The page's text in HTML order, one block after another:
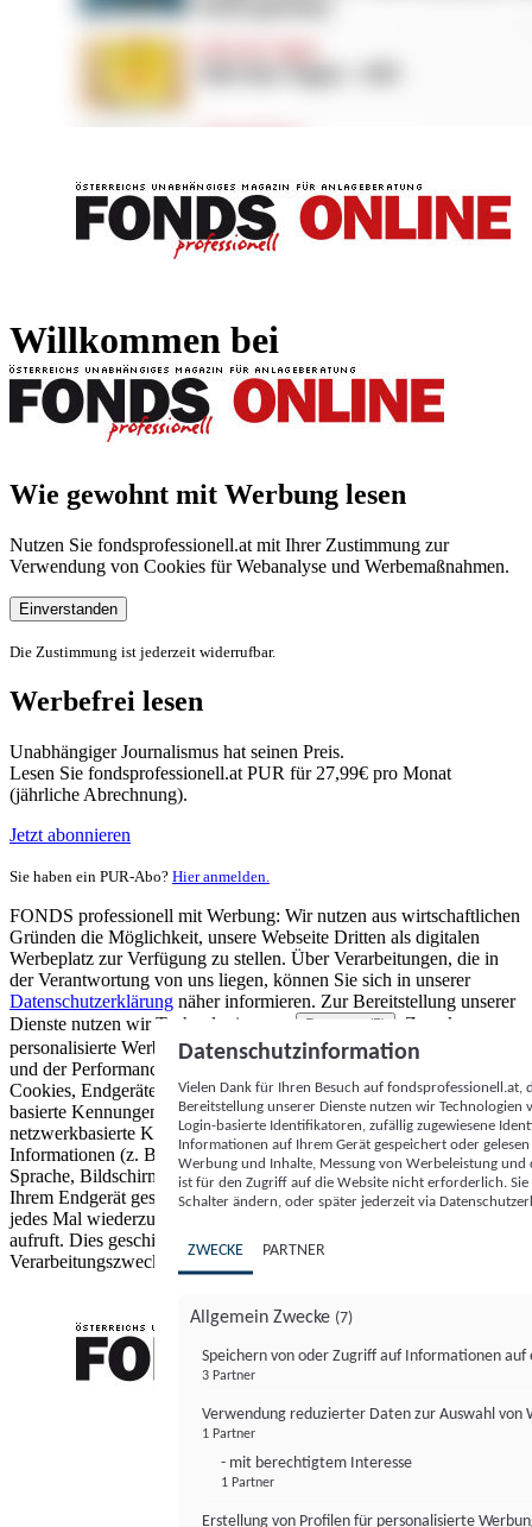
Willkommen bei
Wie gewohnt mit Werbung lesen
Nutzen Sie fondsprofessionell.at mit Ihrer Zustimmung zur
Verwendung von Cookies für Webanalyse und Werbemaßnahmen.
Einverstanden
Die Zustimmung ist jederzeit widerrufbar.
Werbefrei lesen
Unabhängiger Journalismus hat seinen Preis.
Lesen Sie fondsprofessionell.at PUR für 27,99€ pro Monat
(jährliche Abrechnung).
Jetzt abonnieren
Sie haben ein PUR-Abo? Hier anmelden.
FONDS professionell mit Werbung: Wir nutzen aus wirtschaftlichen
Gründen die Möglichkeit, unsere Webseite Dritten als digitalen
Werbeplatz zur Verfügung zu stellen. Über Verarbeitungen, die in
der Verantwortung von uns liegen, können Sie sich in unserer
Datenschutzerklärung näher informieren. Zur Bereitstellung unserer
Dienste nutzen wir Technologien von
Partnern (5)
. Zwecke:
personalisierte Werbung und Inhalte, Messung von Werbeleistung
und der Performance von Inhalten sowie Zielgruppenforschung.
Cookies, Endgeräte- oder ähnliche Online-Kennungen (z. B. login-
basierte Kennungen, zufällig generierte Kennungen,
netzwerkbasierte Kennungen) können zusammen mit anderen
Informationen (z. B. Browsertyp und Browserinformationen,
Sprache, Bildschirmgröße, unterstützte Technologien usw.) auf
Ihrem Endgerät gespeichert oder von dort ausgelesen werden, um es
jedes Mal wiederzuerkennen, wenn es eine App oder einer Webseite
aufruft. Dies geschieht für einen oder mehrere der hier aufgeführten
Verarbeitungszwecke.
Datenschutzinformation
Vielen Dank für Ihren Besuch auf
Bereitstellung unserer Dienste nutzen wir Technologien
Login-basierte Identifikatoren, zufällig zugewiesene
Informationen auf Ihrem Gerät gespeichert oder
Werbung und Inhalte, Messung von Werbeleistung
ist für den Zugriff auf die Website nicht erforderlich.
Schalter ändern, oder später jederzeit via
ZWECKE PARTNER
Allgemein Zwecke (7)
Speichern von oder Zugriff auf Informationen auf
3 Partner
Verwendung reduzierter Daten zur Auswahl von
1 Partner
- mit berechtigtem Interesse
1 Partner
Erstellung von Profilen für personalisierte
FONDS professionell